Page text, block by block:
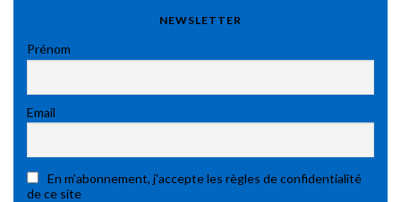
NEWSLETTER
Prénom
Email
En m'abonnement, j'accepte les règles de confidentialité
de ce site